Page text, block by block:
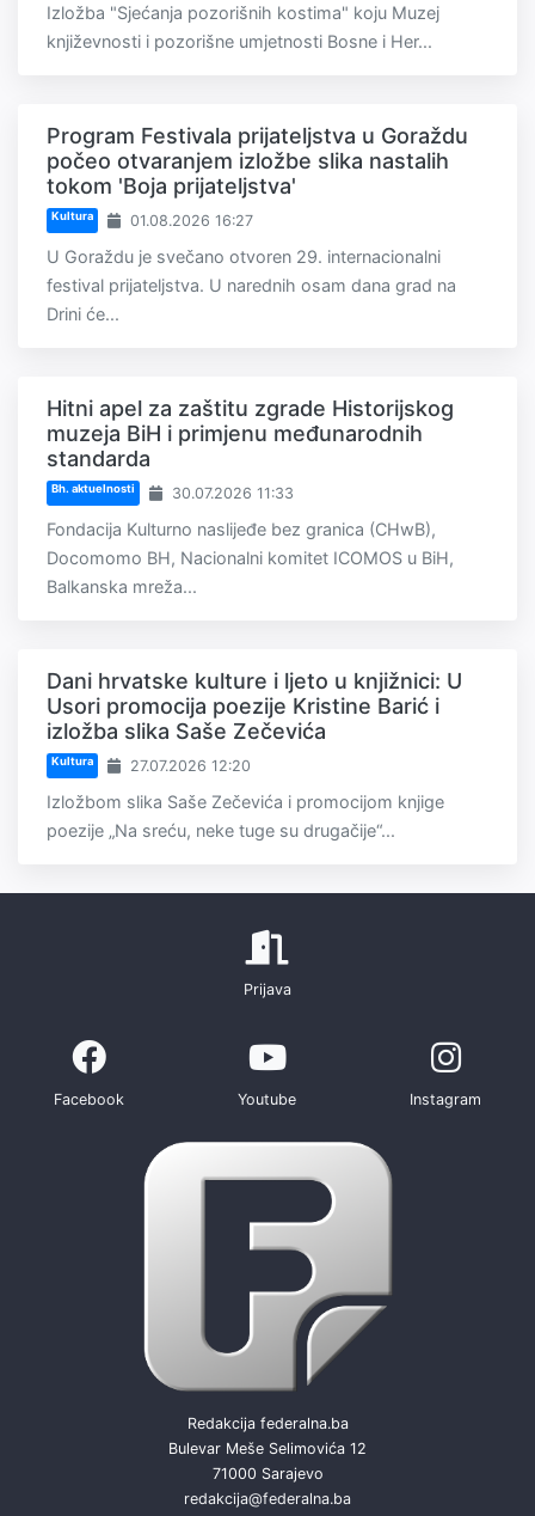
Izložba "Sjećanja pozorišnih kostima" koju Muzej
književnosti i pozorišne umjetnosti Bosne i Her...
Program Festivala prijateljstva u Goraždu
počeo otvaranjem izložbe slika nastalih
tokom 'Boja prijateljstva'
Kultura 01.08.2026 16:27
U Goraždu je svečano otvoren 29. internacionalni
festival prijateljstva. U narednih osam dana grad na
Drini će...
Hitni apel za zaštitu zgrade Historijskog
muzeja BiH i primjenu međunarodnih
standarda
Bh. aktuelnosti 30.07.2026 11:33
Fondacija Kulturno naslijeđe bez granica (CHwB),
Docomomo BH, Nacionalni komitet ICOMOS u BiH,
Balkanska mreža...
Dani hrvatske kulture i ljeto u knjižnici: U
Usori promocija poezije Kristine Barić i
izložba slika Saše Zečevića
Kultura 27.07.2026 12:20
Izložbom slika Saše Zečevića i promocijom knjige
poezije „Na sreću, neke tuge su drugačije“...
Prijava
Facebook Youtube Instagram
Redakcija federalna.ba
Bulevar Meše Selimovića 12
71000 Sarajevo
redakcija@federalna.ba